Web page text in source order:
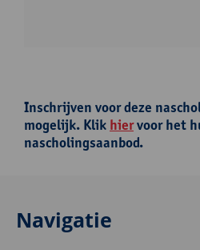
Inschrijven voor deze
mogelijk. Klik hiervoor het
nascholingsaanbod.
Navigatie